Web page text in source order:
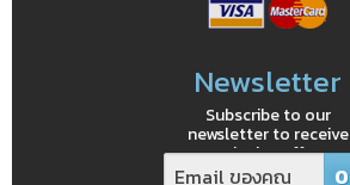
Newsletter
Subscribe to our
newsletter to receive
exclusive offers